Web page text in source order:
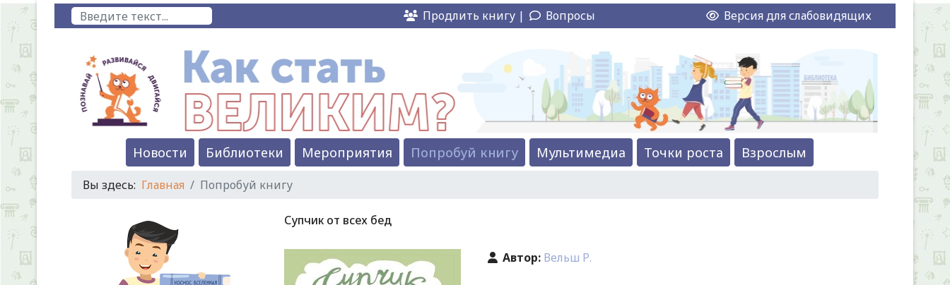
Поиск Продлить книгу | Вопросы Версия для слабовидящих
Новости Библиотеки Мероприятия Попробуй книгу Мультимедиа Точки роста Взрослым
Вы здесь: Главная Попробуй книгу
Супчик от всех бед
Автор: Вельш Р.